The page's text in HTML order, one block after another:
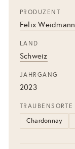
PRODUZENT
Felix Weidmann
LAND
Schweiz
JAHRGANG
2023
TRAUBENSORTE
Chardonnay